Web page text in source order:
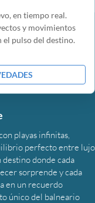
en tiempo real.
y movimientos
el pulso del destino.
playas infinitas,
perfecto entre lujo
donde cada
sorprende y cada
en un recuerdo
único del balneario